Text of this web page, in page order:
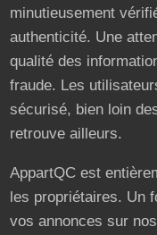
minutieusement
authenticité. Une
qualité des
fraude. Les
sécurisé, bien loin
retrouve ailleurs.
AppartQC est
les propriétaires. Un
vos annonces sur